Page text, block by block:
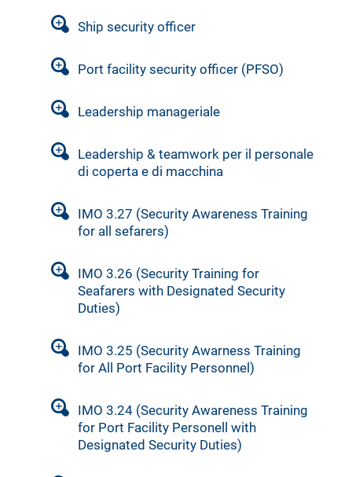
Ship security officer
Port facility security officer (PFSO)
Leadership manageriale
Leadership & teamwork per il personale
di coperta e di macchina
IMO 3.27 (Security Awareness Training
for all sefarers)
IMO 3.26 (Security Training for
Seafarers with Designated Security
Duties)
IMO 3.25 (Security Awarness Training
for All Port Facility Personnel)
IMO 3.24 (Security Awareness Training
for Port Facility Personell with
Designated Security Duties)